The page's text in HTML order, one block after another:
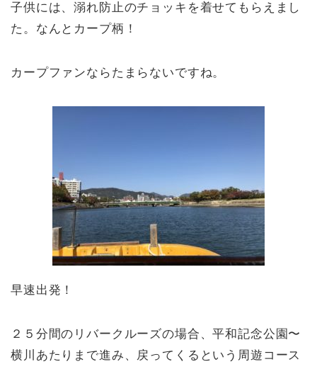
子供には、溺れ防止のチョッキを着せてもらえまし
た。なんとカープ柄！
カープファンならたまらないですね。
早速出発！
２５分間のリバークルーズの場合、平和記念公園〜
横川あたりまで進み、戻ってくるという周遊コース